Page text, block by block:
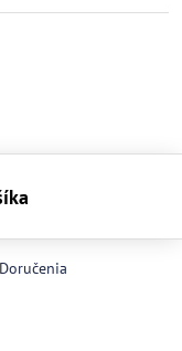
Doručenia